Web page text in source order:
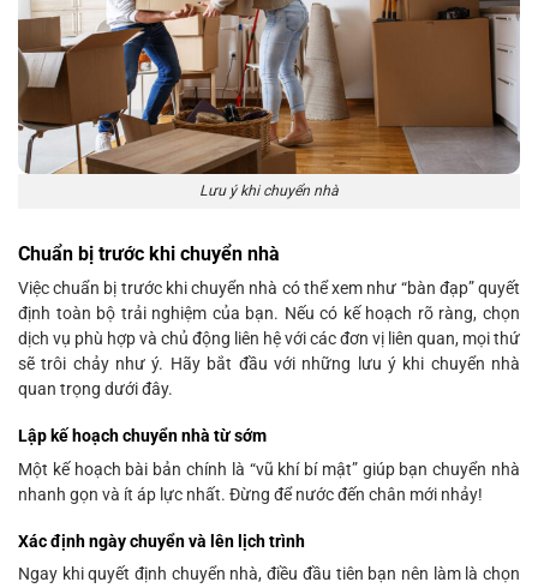
Lưu ý khi chuyển nhà
Chuẩn bị trước khi chuyển nhà
Việc chuẩn bị trước khi chuyển nhà có thể xem như “bàn đạp” quyết
định toàn bộ trải nghiệm của bạn. Nếu có kế hoạch rõ ràng, chọn
dịch vụ phù hợp và chủ động liên hệ với các đơn vị liên quan, mọi thứ
sẽ trôi chảy như ý. Hãy bắt đầu với những lưu ý khi chuyển nhà
quan trọng dưới đây.
Lập kế hoạch chuyển nhà từ sớm
Một kế hoạch bài bản chính là “vũ khí bí mật” giúp bạn chuyển nhà
nhanh gọn và ít áp lực nhất. Đừng để nước đến chân mới nhảy!
Xác định ngày chuyển và lên lịch trình
Ngay khi quyết định chuyển nhà, điều đầu tiên bạn nên làm là chọn